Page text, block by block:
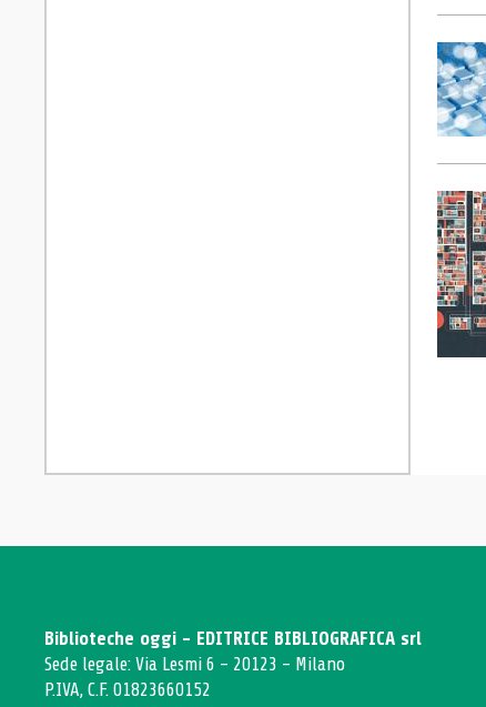
Biblioteche oggi - EDITRICE BIBLIOGRAFICA srl
Sede legale: Via Lesmi 6 - 20123 - Milano
P.IVA, C.F. 01823660152